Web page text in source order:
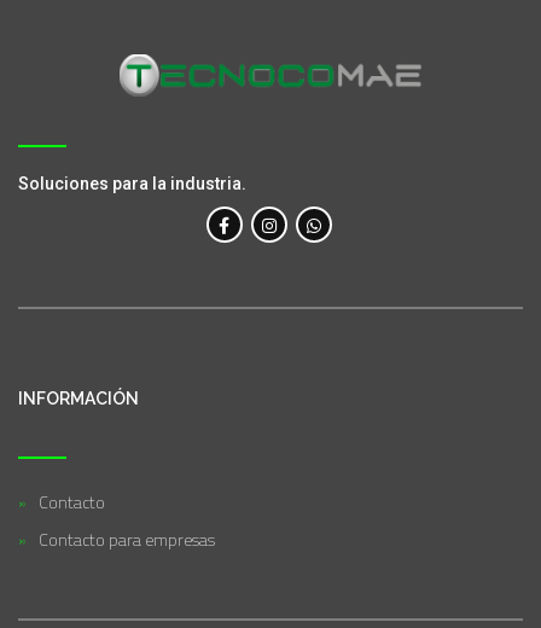
Soluciones para la industria.
INFORMACIÓN
Contacto
Contacto para empresas